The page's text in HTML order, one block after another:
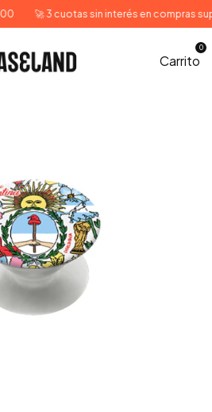
🚀 3 cuotas sin interés en compras
Carrito
0